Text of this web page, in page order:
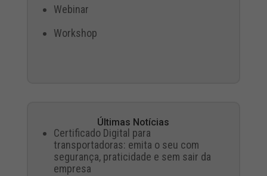
Webinar
Workshop
Últimas Notícias
Certificado Digital para
transportadoras: emita o seu com
segurança, praticidade e sem sair da
empresa